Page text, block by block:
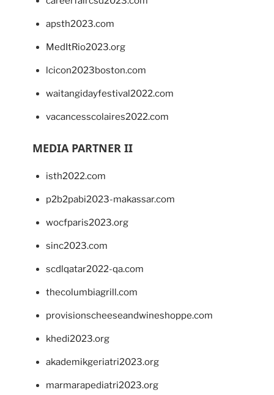
apsth2023.com
MedItRio2023.org
lcicon2023boston.com
waitangidayfestival2022.com
vacancesscolaires2022.com
MEDIA PARTNER II
isth2022.com
p2b2pabi2023-makassar.com
wocfparis2023.org
sinc2023.com
scdlqatar2022-qa.com
thecolumbiagrill.com
provisionscheeseandwineshoppe.com
khedi2023.org
akademikgeriatri2023.org
marmarapediatri2023.org